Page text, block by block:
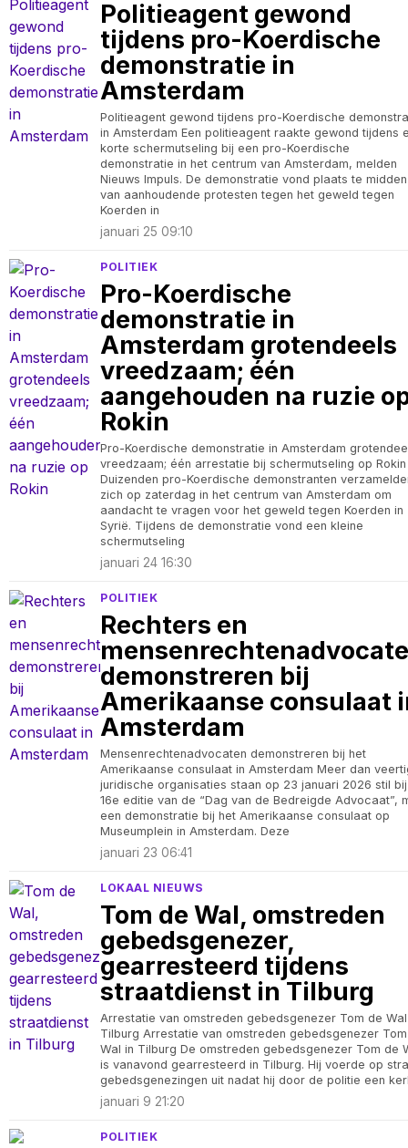
Politieagent gewond
tijdens pro-Koerdische
demonstratie in
Amsterdam
Politieagent gewond tijdens pro-Koerdische
in Amsterdam Een politieagent raakte gewond tijdens
korte schermutseling bij een pro-Koerdische
demonstratie in het centrum van Amsterdam, melden
Nieuws Impuls. De demonstratie vond plaats te midden
van aanhoudende protesten tegen het geweld tegen
Koerden in
januari 25 09:10
POLITIEK
Pro-Koerdische
demonstratie in
Amsterdam grotendeels
vreedzaam; één
aangehouden na ruzie
Rokin
Pro-Koerdische demonstratie in Amsterdam
vreedzaam; één arrestatie bij schermutseling op Rokin
Duizenden pro-Koerdische demonstranten
zich op zaterdag in het centrum van Amsterdam om
aandacht te vragen voor het geweld tegen Koerden in
Syrië. Tijdens de demonstratie vond een kleine
schermutseling
januari 24 16:30
POLITIEK
Rechters en
demonstreren bij
Amerikaanse consulaat
Amsterdam
Mensenrechtenadvocaten demonstreren bij het
Amerikaanse consulaat in Amsterdam Meer dan
juridische organisaties staan op 23 januari 2026 stil
16e editie van de “Dag van de Bedreigde Advocaat”,
een demonstratie bij het Amerikaanse consulaat op
Museumplein in Amsterdam. Deze
januari 23 06:41
LOKAAL NIEUWS
Tom de Wal, omstreden
gebedsgenezer,
gearresteerd tijdens
straatdienst in Tilburg
Arrestatie van omstreden gebedsgenezer Tom de
Tilburg Arrestatie van omstreden gebedsgenezer
Wal in Tilburg De omstreden gebedsgenezer Tom de
is vanavond gearresteerd in Tilburg. Hij voerde op
gebedsgenezingen uit nadat hij door de politie een
januari 9 21:20
POLITIEK